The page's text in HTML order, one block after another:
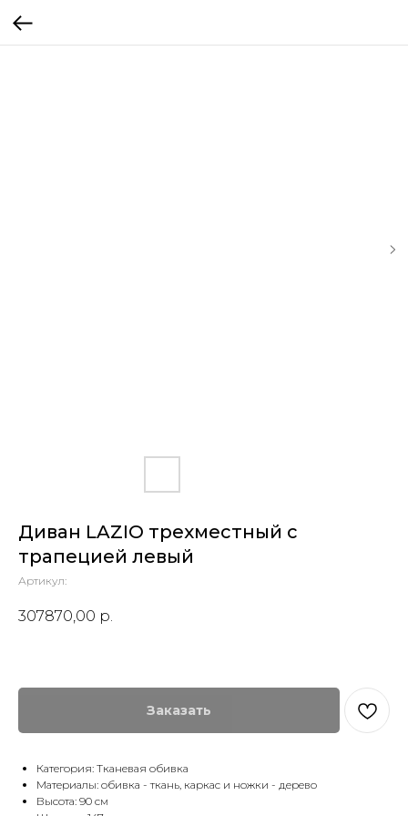
Диван LAZIO трехместный с
трапецией левый
Артикул:
307870,00 р.
Заказать
Категория: Тканевая обивка
Материалы: обивка - ткань, каркас и ножки - дерево
Высота: 90 см